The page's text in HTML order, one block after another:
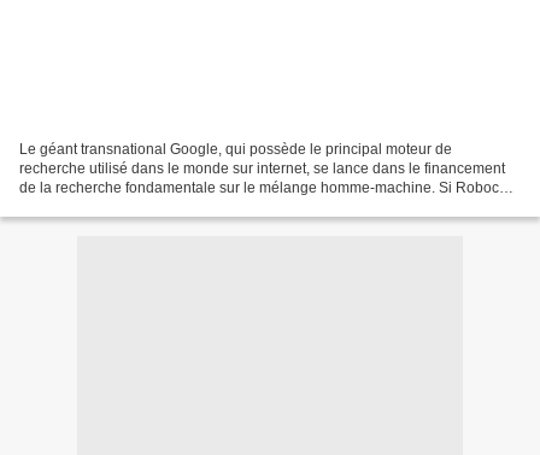
Le géant transnational Google, qui possède le principal moteur de
recherche utilisé dans le monde sur internet, se lance dans le financement
de la recherche fondamentale sur le mélange homme-machine. Si Robocop